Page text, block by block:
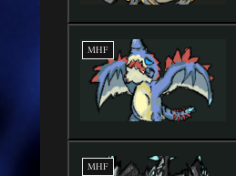
MHF
MHF